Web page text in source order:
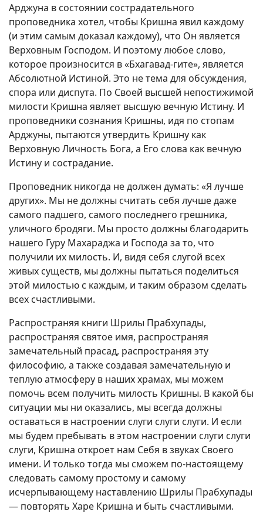
Арджуна в состоянии сострадательного
проповедника хотел, чтобы Кришна явил каждому
(и этим самым доказал каждому), что Он является
Верховным Господом. И поэтому любое слово,
которое произносится в «Бхагавад-гите», является
Абсолютной Истиной. Это не тема для обсуждения,
спора или диспута. По Своей высшей непостижимой
милости Кришна являет высшую вечную Истину. И
проповедники сознания Кришны, идя по стопам
Арджуны, пытаются утвердить Кришну как
Верховную Личность Бога, а Его слова как вечную
Истину и сострадание.
Проповедник никогда не должен думать: «Я лучше
других». Мы не должны считать себя лучше даже
самого падшего, самого последнего грешника,
уличного бродяги. Мы просто должны благодарить
нашего Гуру Махараджа и Господа за то, что
получили их милость. И, видя себя слугой всех
живых существ, мы должны пытаться поделиться
этой милостью с каждым, и таким образом сделать
всех счастливыми.
Распространяя книги Шрилы Прабхупады,
распространяя святое имя, распространяя
замечательный прасад, распространяя эту
философию, а также создавая замечательную и
теплую атмосферу в наших храмах, мы можем
помочь всем получить милость Кришны. В какой бы
ситуации мы ни оказались, мы всегда должны
оставаться в настроении слуги слуги слуги. И если
мы будем пребывать в этом настроении слуги слуги
слуги, Кришна откроет нам Себя в звуках Своего
имени. И только тогда мы сможем по-настоящему
следовать самому простому и самому
исчерпывающему наставлению Шрилы Прабхупады
— повторять Харе Кришна и быть счастливыми.